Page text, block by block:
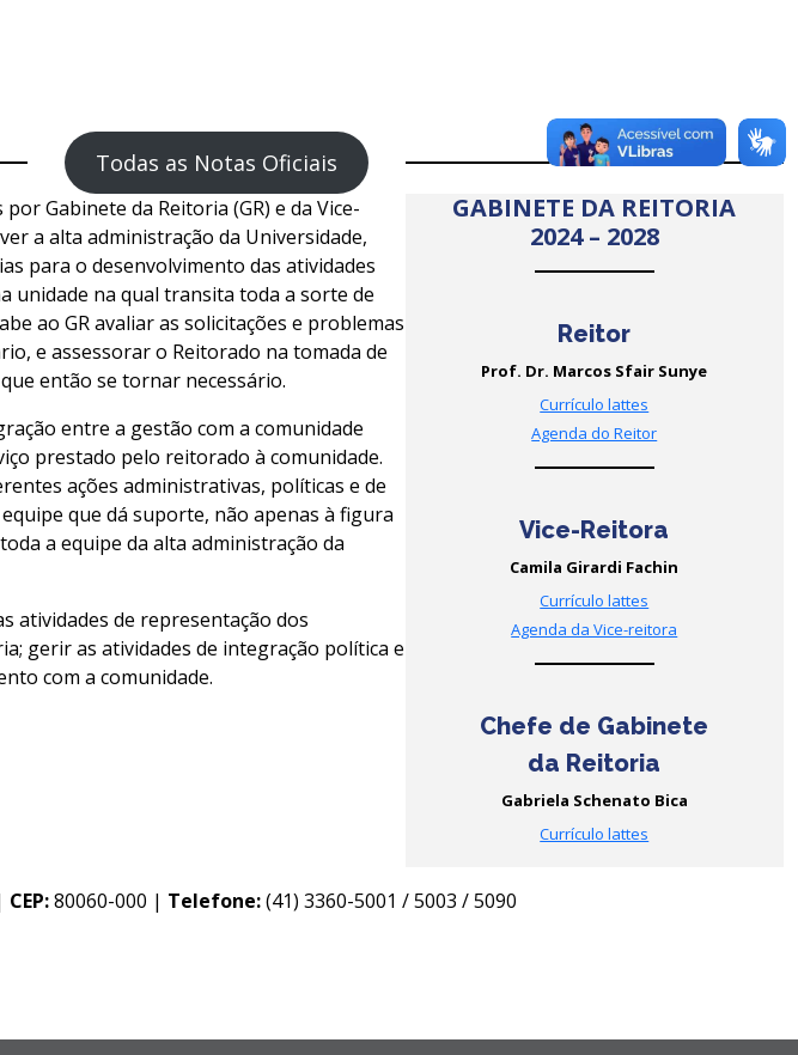
Todas as Notas Oficiais
Gabinete da Reitoria (GR) e da Vice-
a alta administração da Universidade,
para o desenvolvimento das atividades
unidade na qual transita toda a sorte de
ao GR avaliar as solicitações e problemas
e assessorar o Reitorado na tomada de
então se tornar necessário.
entre a gestão com a comunidade
prestado pelo reitorado à comunidade.
ações administrativas, políticas e de
que dá suporte, não apenas à figura
a equipe da alta administração da
atividades de representação dos
gerir as atividades de integração política e
com a comunidade.
GABINETE DA REITORIA
2024 – 2028
Reitor
Prof. Dr. Marcos Sfair Sunye
Currículo lattes
Agenda do Reitor
Vice-Reitora
Camila Girardi Fachin
Currículo lattes
Agenda da Vice-reitora
Chefe de Gabinete
da Reitoria
Gabriela Schenato Bica
Currículo lattes
CEP:80060-000 | Telefone:(41) 3360-5001 / 5003 / 5090